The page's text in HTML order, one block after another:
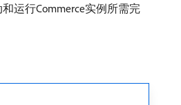
运行Commerce实例所需完